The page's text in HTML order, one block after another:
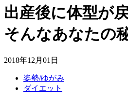
出産後に体型が
そんなあなたの
2018年12月01日
姿勢/ゆがみ
ダイエット